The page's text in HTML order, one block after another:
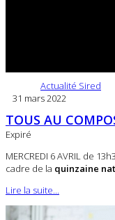
Actualité Sired
31 mars 2022
TOUS AU
Expiré
MERCREDI 6 AVRIL de
cadre de la quinzaine
Lire la suite...